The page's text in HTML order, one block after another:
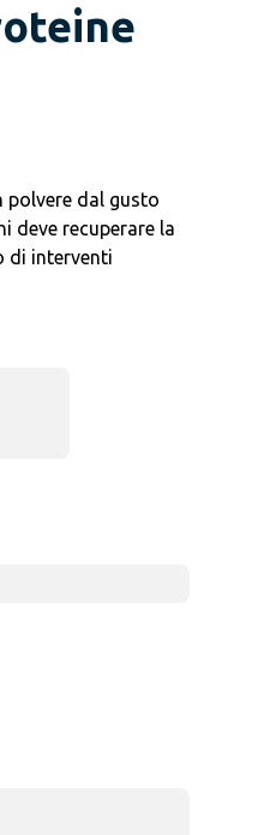
polvere dal gusto
deve recuperare la
di interventi